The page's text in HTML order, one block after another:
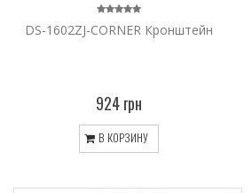
DS-1602ZJ-CORNER Кронштейн
924 грн
В КОРЗИНУ